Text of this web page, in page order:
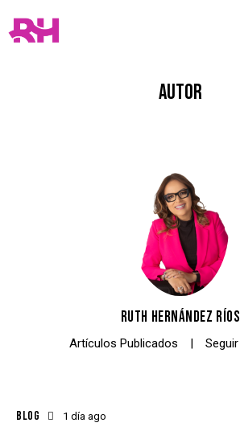
AUTOR
RUTH HERNÁNDEZ RÍOS
Artículos Publicados Seguir
BLOG 1 día ago